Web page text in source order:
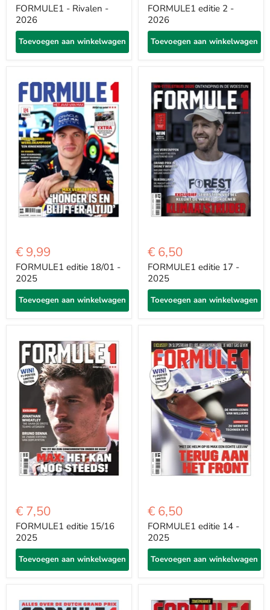
FORMULE1 - Rivalen -
2026
Toevoegen aan winkelwagen
FORMULE1 editie 2 -
2026
Toevoegen aan winkelwagen
€ 9,99
FORMULE1 editie 18/01 -
2025
Toevoegen aan winkelwagen
€ 6,50
FORMULE1 editie 17 -
2025
Toevoegen aan winkelwagen
€ 7,50
FORMULE1 editie 15/16
2025
Toevoegen aan winkelwagen
€ 6,50
FORMULE1 editie 14 -
2025
Toevoegen aan winkelwagen